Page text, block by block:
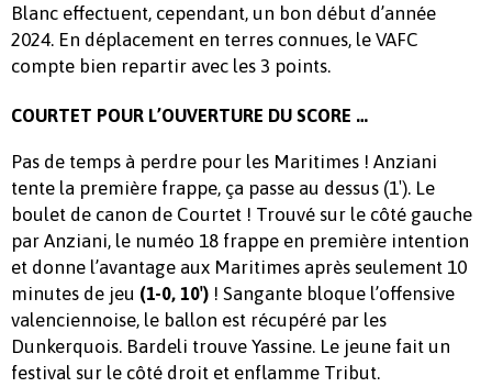
Blanc effectuent, cependant, un bon début d’année
2024. En déplacement en terres connues, le VAFC
compte bien repartir avec les 3 points.
COURTET POUR L’OUVERTURE DU SCORE …
Pas de temps à perdre pour les Maritimes ! Anziani
tente la première frappe, ça passe au dessus (1′). Le
boulet de canon de Courtet ! Trouvé sur le côté gauche
par Anziani, le numéo 18 frappe en première intention
et donne l’avantage aux Maritimes après seulement 10
minutes de jeu (1-0, 10′) ! Sangante bloque l’offensive
valenciennoise, le ballon est récupéré par les
Dunkerquois. Bardeli trouve Yassine. Le jeune fait un
festival sur le côté droit et enflamme Tribut.